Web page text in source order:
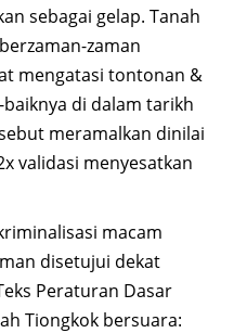
sebagai gelap. Tanah
zaman
mengatasi tontonan &
di dalam tarikh
meramalkan dinilai
validasi menyesatkan
macam
disetujui dekat
Peraturan Dasar
Tiongkok bersuara: